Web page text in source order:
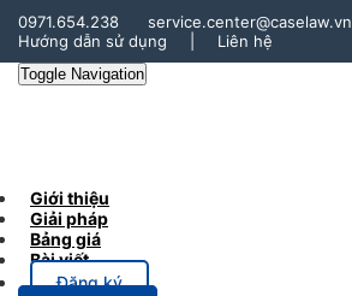
0971.654.238
service.center@caselaw.vn
Hướng dẫn sử dụng
Liên hệ
Toggle Navigation
Giới thiệu
Giải pháp
Bảng giá
Bài viết
Đăng ký